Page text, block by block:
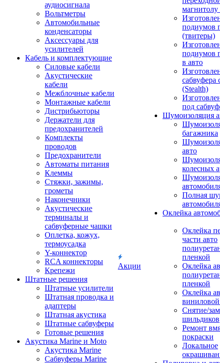
аудиосигнала
Вольтметры
Автомобильные
конденсаторы
Аксессуары для
усилителей
Кабель и комплектующие
Силовые кабели
Акустические
кабели
Межблочные кабели
Монтажные кабели
Дистрибьюторы
Держатели для
предохранителей
Комплекты
проводов
Предохранители
Автоматы питания
Клеммы
Стяжки, зажимы,
грометы
Наконечники
Акустические
терминалы и
сабвуферные чашки
Оплетка, кожух,
термоусадка
Y-коннектор
RCA коннекторы
Крепежи
Штатные решения
Штатные усилители
Штатная проводка и
адаптеры
Штатная акустика
Штатные сабвуферы
Готовые решения
Акустика Marine и Moto
Акустика Marine
Сабвуферы Marine
Акции
подиумов
(твитеры)
подиумов
в авто
сабвуфера
(Stealth)
под
Шумоизоляция
багажника
авто
колесных
Полная
Оклейка
Оклейка
части авто
пленкой
Оклейка
пленкой
Оклейка
Снятие/
шильдиков
Ремонт
покраски
Локальное